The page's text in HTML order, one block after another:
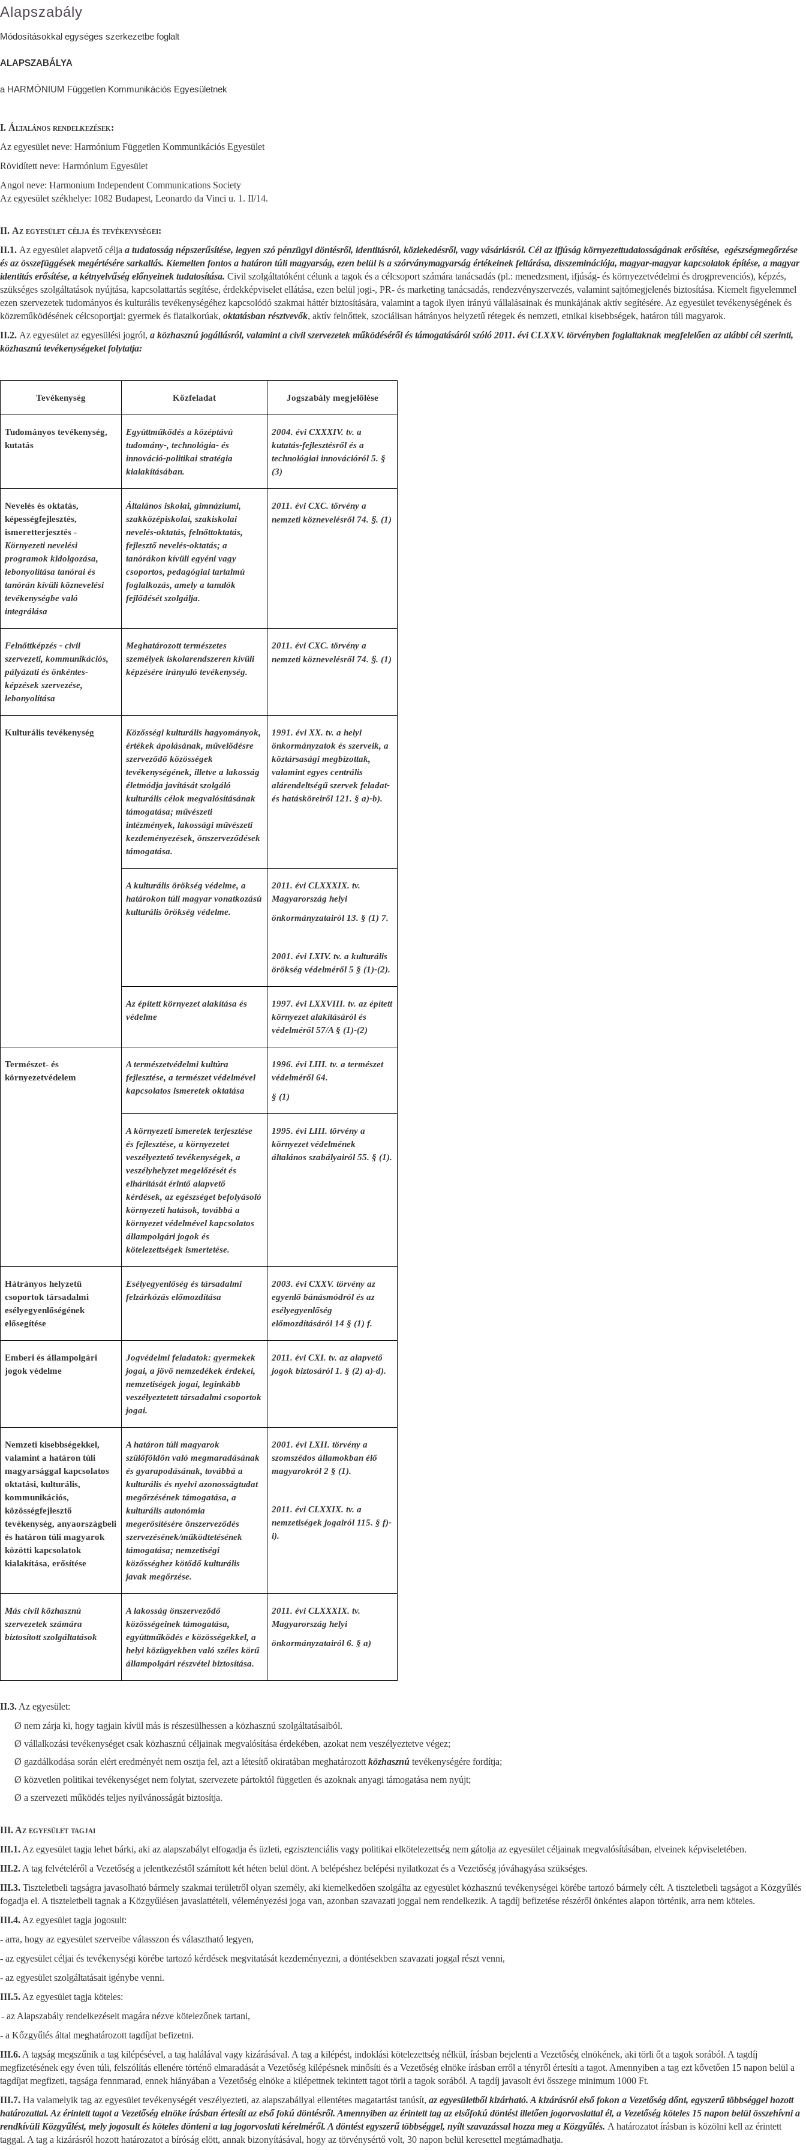
Alapszabály
Módosításokkal egységes szerkezetbe foglalt
ALAPSZABÁLYA
a HARMÓNIUM Független Kommunikációs Egyesületnek
I. Általános rendelkezések:
Az egyesület neve: Harmónium Független Kommunikációs Egyesület
Rövidített neve: Harmónium Egyesület
Angol neve: Harmonium Independent Communications Society
Az egyesület székhelye: 1082 Budapest, Leonardo da Vinci u. 1. II/14.
II. Az egyesület célja és tevékenységei:
II.1. Az egyesület alapvető célja a tudatosság népszerűsítése, legyen szó pénzügyi döntésről, identitásról, közlekedésről, vagy vásárlásról. Cél az ifjúság környezettudatosságának erősítése, egészségmegőrzése
és az összefüggések megértésére sarkallás. Kiemelten fontos a határon túli magyarság, ezen belül is a szórványmagyarság értékeinek feltárása, disszeminációja, magyar-magyar kapcsolatok építése, a magyar
identitás erősítése, a kétnyelvűség előnyeinek tudatosítása. Civil szolgáltatóként célunk a tagok és a célcsoport számára tanácsadás (pl.: menedzsment, ifjúság- és környezetvédelmi és drogprevenciós), képzés,
szükséges szolgáltatások nyújtása, kapcsolattartás segítése, érdekképviselet ellátása, ezen belül jogi-, PR- és marketing tanácsadás, rendezvényszervezés, valamint sajtómegjelenés biztosítása. Kiemelt figyelemmel
ezen szervezetek tudományos és kulturális tevékenységéhez kapcsolódó szakmai háttér biztosítására, valamint a tagok ilyen irányú vállalásainak és munkájának aktív segítésére. Az egyesület tevékenységének és
közreműködésének célcsoportjai: gyermek és fiatalkorúak, oktatásban résztvevők, aktív felnőttek, szociálisan hátrányos helyzetű rétegek és nemzeti, etnikai kisebbségek, határon túli magyarok.
II.2. Az egyesület az egyesülési jogról, a közhasznú jogállásról, valamint a civil szervezetek működéséről és támogatásáról szóló 2011. évi CLXXV. törvényben foglaltaknak megfelelően az alábbi cél szerinti,
közhasznú tevékenységeket folytatja:
Tevékenység Kőzfeladat Jogszabály megjelőlése
Tudományos tevékenység,
kutatás
Együttműkődés a középtávú
tudomány-, technológia- és
innováció-politikai stratégia
kialakításában.
2004. évi CXXXIV. tv. a
kutatás-fejlesztésről és a
technológiai innovációról 5. §
(3)
Nevelés és oktatás,
képességfejlesztés,
ismeretterjesztés -
Környezeti nevelési
programok kidolgozása,
lebonyolítása tanórai és
tanórán kívüli köznevelési
tevékenységbe való
integrálása
Általános iskolai, gimnáziumi,
szakközépiskolai, szakiskolai
nevelés-oktatás, felnőttoktatás,
fejlesztő nevelés-oktatás; a
tanórákon kívüli egyéni vagy
csoportos, pedagógiai tartalmú
foglalkozás, amely a tanulók
fejlődését szolgálja.
2011. évi CXC. tőrvény a
nemzeti köznevelésről 74. §. (1)
Felnőttképzés - civil
szervezeti, kommunikációs,
pályázati és önkéntes-
képzések szervezése,
lebonyolítása
Meghatározott természetes
személyek iskolarendszeren kívüli
képzésére irányuló tevékenység.
2011. évi CXC. törvény a
nemzeti köznevelésről 74. §. (1)
Kulturális tevékenység
Közősségi kulturális hagyományok,
értékek ápolásának, művelődésre
szerveződő közösségek
tevékenységének, illetve a lakosság
életmódja javítását szolgáló
kulturális célok megvalósításának
támogatása; művészeti
intézmények, lakossági művészeti
kezdeményezések, önszerveződések
támogatása.
1991. évi XX. tv. a helyi
önkormányzatok és szerveik, a
köztársasági megbízottak,
valamint egyes centrális
alárendeltségű szervek feladat-
és hatásköreiről 121. § a)-b).
A kulturális örökség védelme, a
határokon túli magyar vonatkozású
kulturális örökség védelme.
2011. évi CLXXXIX. tv.
Magyarország helyi
önkormányzatairól 13. § (1) 7.
2001. évi LXIV. tv. a kulturális
örökség védelméről 5 § (1)-(2).
Az épített környezet alakítása és
védelme
1997. évi LXXVIII. tv. az épített
környezet alakításáról és
védelméről 57/A § (1)-(2)
Természet- és
környezetvédelem
A természetvédelmi kultúra
fejlesztése, a természet védelmével
kapcsolatos ismeretek oktatása
1996. évi LIII. tv. a természet
védelméről 64.
§ (1)
A környezeti ismeretek terjesztése
és fejlesztése, a környezetet
veszélyeztető tevékenységek, a
veszélyhelyzet megelőzését és
elhárítását érintő alapvető
kérdések, az egészséget befolyásoló
környezeti hatások, továbbá a
környezet védelmével kapcsolatos
állampolgári jogok és
kötelezettségek ismertetése.
1995. évi LIII. törvény a
környezet védelmének
általános szabályairól 55. § (1).
Hátrányos helyzetű
csoportok társadalmi
esélyegyenlőségének
elősegítése
Esélyegyenlőség és társadalmi
felzárkózás előmozdítása
2003. évi CXXV. törvény az
egyenlő bánásmódról és az
esélyegyenlőség
előmozdításáról 14 § (1) f.
Emberi és állampolgári
jogok védelme
Jogvédelmi feladatok: gyermekek
jogai, a jövő nemzedékek érdekei,
nemzetiségek jogai, leginkább
veszélyeztetett társadalmi csoportok
jogai.
2011. évi CXI. tv. az alapvető
jogok biztosáról 1. § (2) a)-d).
Nemzeti kisebbségekkel,
valamint a határon túli
magyarsággal kapcsolatos
oktatási, kulturális,
kommunikációs,
közösségfejlesztő
tevékenység, anyaországbeli
és határon túli magyarok
közötti kapcsolatok
kialakítása, erősítése
A határon túli magyarok
szülőföldön való megmaradásának
és gyarapodásának, továbbá a
kulturális és nyelvi azonosságtudat
megőrzésének támogatása, a
kulturális autonómia
megerősítésére önszerveződés
szervezésének/működtetésének
támogatása; nemzetiségi
közősséghez kötődő kulturális
javak megőrzése.
2001. évi LXII. törvény a
szomszédos államokban élő
magyarokról 2 § (1).
2011. évi CLXXIX. tv. a
nemzetiségek jogairól 115. § f)-
i).
Más civil közhasznú
szervezetek számára
biztosított szolgáltatások
A lakosság önszerveződő
közösségeinek támogatása,
együttműködés e közösségekkel, a
helyi közügyekben való széles körű
állampolgári részvétel biztosítása.
2011. évi CLXXXIX. tv.
Magyarország helyi
önkormányzatairól 6. § a)
II.3. Az egyesület:
Ø nem zárja ki, hogy tagjain kívül más is részesülhessen a közhasznú szolgáltatásaiból.
Ø vállalkozási tevékenységet csak közhasznú céljainak megvalósítása érdekében, azokat nem veszélyeztetve végez;
Ø gazdálkodása során elért eredményét nem osztja fel, azt a létesítő okiratában meghatározott közhasznú tevékenységére fordítja;
Ø közvetlen politikai tevékenységet nem folytat, szervezete pártoktól független és azoknak anyagi támogatása nem nyújt;
Ø a szervezeti működés teljes nyilvánosságát biztosítja.
III. Az egyesület tagjai
III.1. Az egyesület tagja lehet bárki, aki az alapszabályt elfogadja és üzleti, egzisztenciális vagy politikai elkötelezettség nem gátolja az egyesület céljainak megvalósításában, elveinek képviseletében.
III.2. A tag felvételéről a Vezetőség a jelentkezéstől számított két héten belül dönt. A belépéshez belépési nyilatkozat és a Vezetőség jóváhagyása szükséges.
III.3. Tiszteletbeli tagságra javasolható bármely szakmai területről olyan személy, aki kiemelkedően szolgálta az egyesület közhasznú tevékenységei körébe tartozó bármely célt. A tiszteletbeli tagságot a Közgyűlés
fogadja el. A tiszteletbeli tagnak a Közgyűlésen javaslattételi, véleményezési joga van, azonban szavazati joggal nem rendelkezik. A tagdíj befizetése részéről önkéntes alapon történik, arra nem köteles.
III.4. Az egyesület tagja jogosult:
- arra, hogy az egyesület szerveibe válasszon és választható legyen,
- az egyesület céljai és tevékenységi körébe tartozó kérdések megvitatását kezdeményezni, a döntésekben szavazati joggal részt venni,
- az egyesület szolgáltatásait igénybe venni.
III.5. Az egyesület tagja köteles:
- az Alapszabály rendelkezéseit magára nézve kötelezőnek tartani,
- a Kőzgyűlés által meghatározott tagdíjat befizetni.
III.6. A tagság megszűnik a tag kilépésével, a tag halálával vagy kizárásával. A tag a kilépést, indoklási kötelezettség nélkül, írásban bejelenti a Vezetőség elnökének, aki törli őt a tagok sorából. A tagdíj
megfizetésének egy éven túli, felszólítás ellenére történő elmaradását a Vezetőség kilépésnek minősíti és a Vezetőség elnöke írásban erről a tényről értesíti a tagot. Amennyiben a tag ezt kővetően 15 napon belül a
tagdíjat megfizeti, tagsága fennmarad, ennek hiányában a Vezetőség elnöke a kilépettnek tekintett tagot törli a tagok sorából. A tagdíj javasolt évi ősszege minimum 1000 Ft.
III.7. Ha valamelyik tag az egyesület tevékenységét veszélyezteti, az alapszabállyal ellentétes magatartást tanúsít, az egyesületből kizárható. A kizárásról első fokon a Vezetőség dőnt, egyszerű többséggel hozott
határozattal. Az érintett tagot a Vezetőség elnöke írásban értesíti az első fokú döntésről. Amennyiben az érintett tag az elsőfokú döntést illetően jogorvoslattal él, a Vezetőség köteles 15 napon belül összehívni a
rendkívüli Közgyűlést, mely jogosult és köteles dönteni a tag jogorvoslati kérelméről. A döntést egyszerű többséggel, nyílt szavazással hozza meg a Közgyűlés. A határozatot írásban is közölni kell az érintett
taggal. A tag a kizárásról hozott határozatot a bíróság elött, annak bizonyításával, hogy az törvénysértő volt, 30 napon belül keresettel megtámadhatja.